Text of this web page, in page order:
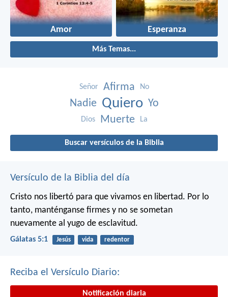
Amor Esperanza
Más Temas...
Señor Afirma No
Nadie Quiero Yo
Dios Muerte La
Buscar versículos de la Biblia
Versículo de la Biblia del día
Cristo nos libertó para que vivamos en libertad. Por lo
tanto, manténganse firmes y no se sometan
nuevamente al yugo de esclavitud.
Gálatas 5:1 Jesús vida redentor
Reciba el Versículo Diario:
Notificación diaria